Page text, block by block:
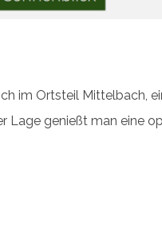
im Ortsteil Mittelbach,
Lage genießt man eine